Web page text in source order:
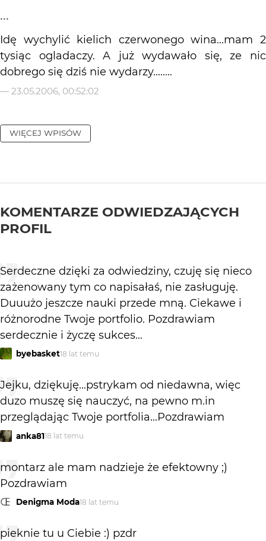
...
Idę wychylić kielich czerwonego wina...mam 2
tysiąc ogladaczy. A już wydawało się, ze nic
dobrego się dziś nie wydarzy........
— 23.05.2006, 00:52:02
WIĘCEJ WPISÓW
KOMENTARZE ODWIEDZAJĄCYCH
PROFIL
Serdeczne dzięki za odwiedziny, czuję się nieco
zażenowany tym co napisałaś, nie zasługuję.
Duuużo jeszcze nauki przede mną. Ciekawe i
różnorodne Twoje portfolio. Pozdrawiam
serdecznie i życzę sukces...
byebasket18 lat temu
Jejku, dziękuję...pstrykam od niedawna, więc
duzo muszę się nauczyć, na pewno m.in
przeglądając Twoje portfolia...Pozdrawiam
anka8118 lat temu
montarz ale mam nadzieje że efektowny ;)
Pozdrawiam
Denigma Moda18 lat temu
pieknie tu u Ciebie :) pzdr